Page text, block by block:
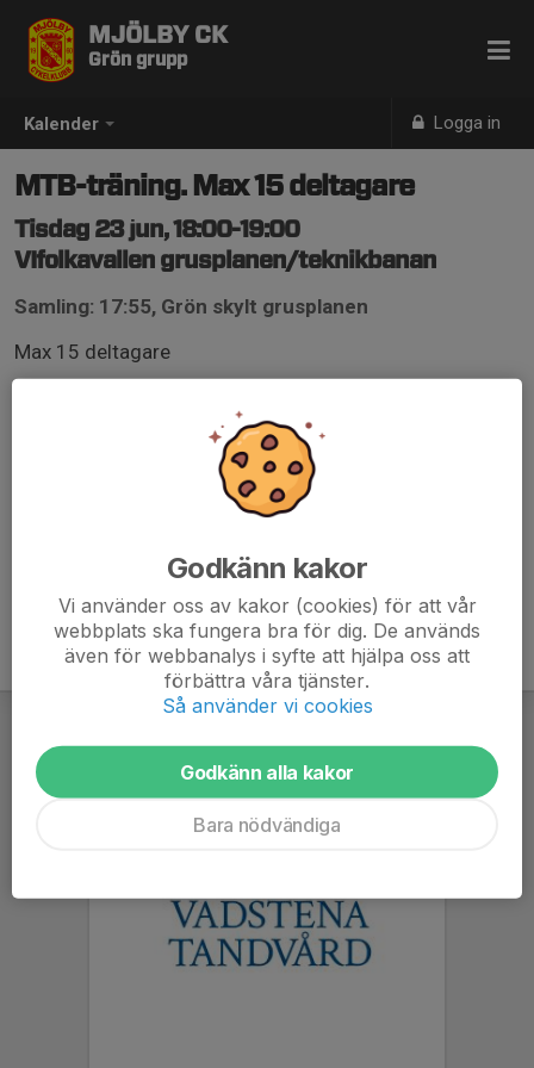
Kalender Logga in
MJÖLBY CK
Grön grupp
MTB-träning. Max 15 deltagare
Tisdag 23 jun, 18:00-19:00
VIfolkavallen grusplanen/teknikbanan
Samling: 17:55, Grön skylt grusplanen
Max 15 deltagare
Godkänn kakor
Vi använder oss av kakor (cookies) för att vår
webbplats ska fungera bra för dig. De används
även för webbanalys i syfte att hjälpa oss att
förbättra våra tjänster.
Så använder vi cookies
Godkänn alla kakor
Bara nödvändiga